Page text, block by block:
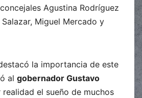
Agustina Rodríguez
Miguel Mercado y
la importancia de este
al gobernador Gustavo
realidad el sueño de muchos